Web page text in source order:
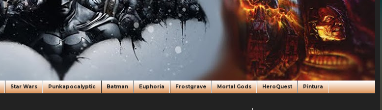
Star Wars Punkapocalyptic Batman Euphoria Frostgrave Mortal Gods HeroQuest Pintura